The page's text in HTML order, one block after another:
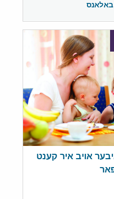
באלאנס
אויב איר קענט